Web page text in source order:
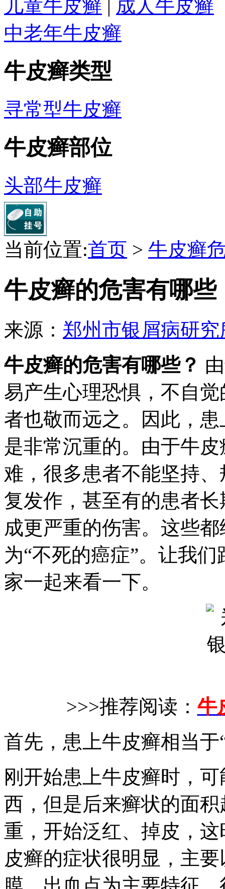
儿童牛皮癣 | 成人牛皮癣
中老年牛皮癣
牛皮癣类型
寻常型牛皮癣
牛皮癣部位
头部牛皮癣
当前位置:首页 > 牛皮癣
牛皮癣的危害有哪些
来源： 郑州市银屑病研究
牛皮癣的危害有哪些？
易产生心理恐惧，不自
者也敬而远之。因此，
是非常沉重的。由于牛
难，很多患者不能坚持
复发作，甚至有的患者
成更严重的伤害。这些
为“不死的癌症”。让我们
家一起来看一下。
>>>推荐阅读： 牛
首先，患上牛皮癣相当于
刚开始患上牛皮癣时，
西，但是后来癣状的面
重，开始泛红、掉皮，
皮癣的症状很明显，主